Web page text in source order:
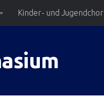
Kinder- und Jugendchor